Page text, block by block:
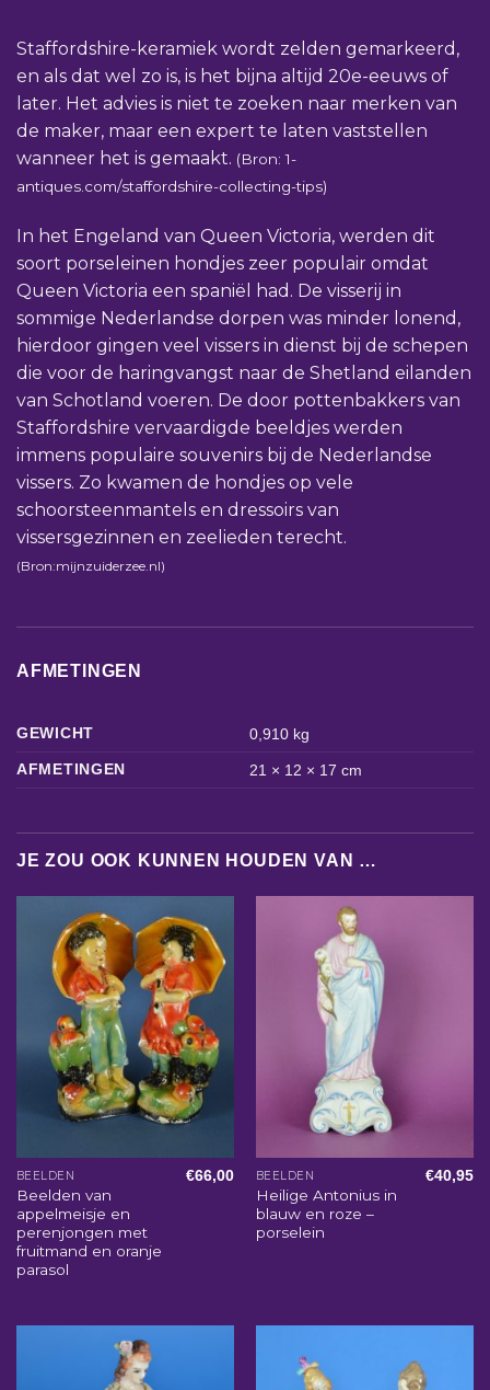
Staffordshire-keramiek wordt zelden gemarkeerd,
en als dat wel zo is, is het bijna altijd 20e-eeuws of
later. Het advies is niet te zoeken naar merken van
de maker, maar een expert te laten vaststellen
wanneer het is gemaakt. (Bron: 1-
antiques.com/staffordshire-collecting-tips)
In het Engeland van Queen Victoria, werden dit
soort porseleinen hondjes zeer populair omdat
Queen Victoria een spaniël had. De visserij in
sommige Nederlandse dorpen was minder lonend,
hierdoor gingen veel vissers in dienst bij de schepen
die voor de haringvangst naar de Shetland eilanden
van Schotland voeren. De door pottenbakkers van
Staffordshire vervaardigde beeldjes werden
immens populaire souvenirs bij de Nederlandse
vissers. Zo kwamen de hondjes op vele
schoorsteenmantels en dressoirs van
vissersgezinnen en zeelieden terecht.
(Bron:mijnzuiderzee.nl)
AFMETINGEN
GEWICHT
0,910 kg
AFMETINGEN
21 × 12 × 17 cm
JE ZOU OOK KUNNEN HOUDEN VAN …
BEELDEN
Beelden van
appelmeisje en
perenjongen met
fruitmand en oranje
parasol
€66,00 BEELDEN
Heilige Antonius in
blauw en roze –
porselein
€40,95